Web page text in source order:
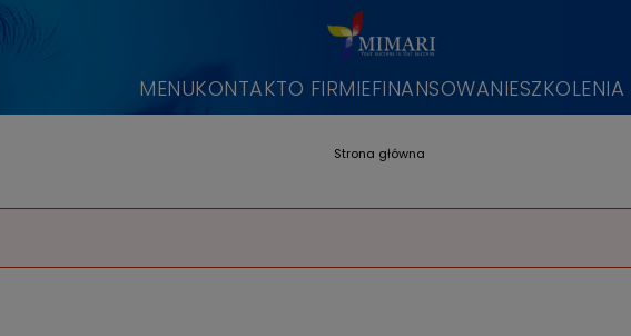
MENUKONTAKTO FIRMIEFINANSOWANIESZKOLENIA
Strona główna